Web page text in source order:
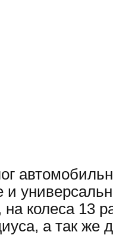
и
на колеса 13
а так же